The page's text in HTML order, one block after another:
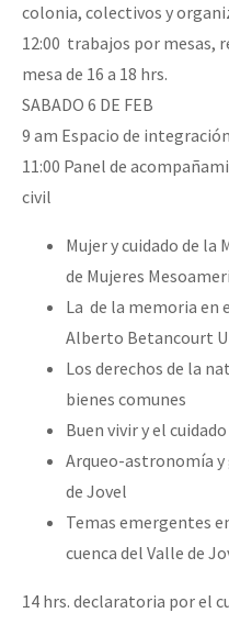
colonia, colectivos y
12:00 trabajos por mesas,
mesa de 16 a 18 hrs.
SABADO 6 DE FEB
9 am Espacio de
11:00 Panel de
civil
Mujer y cuidado de la
de Mujeres
La de la memoria en
Alberto Betancourt
Los derechos de la
bienes comunes
Buen vivir y el
Arqueo-astronomía y
de Jovel
Temas emergentes
cuenca del Valle de
14 hrs. declaratoria por el